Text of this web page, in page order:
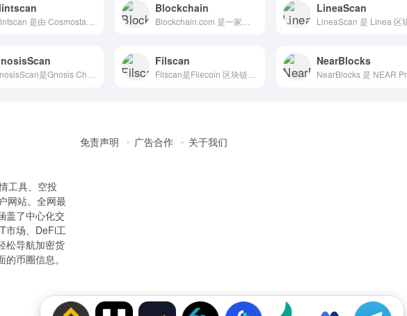
Blockchain LineaScan
Filscan
Filscan是Filecoin 区块链的官方浏览器和数据服务平台，提供全面的链上数据查询、可视化图表以及 FVM（Filecoin 虚拟机）生态数据统计分析的一站式服务。
NearBlocks
工具、空投
网站。全网最
盖了中心化交
市场、DeFi工
松导航加密货
币圈信息。
免责声明 广告合作 关于我们